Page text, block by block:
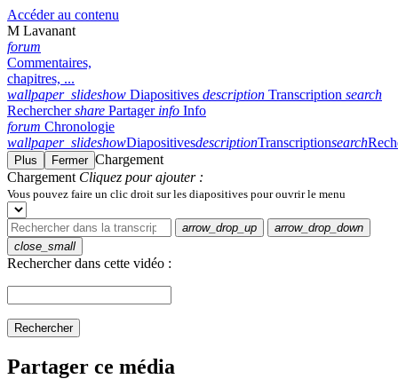
Accéder au contenu
M Lavanant
forum
Commentaires,
chapitres, ...
wallpaper_slideshow Diapositives description Transcription search
Rechercher share Partager info Info
forum Chronologie
wallpaper_slideshowDiapositivesdescriptionTranscriptionsearch
Plus Fermer Chargement
Chargement Cliquez pour ajouter :
Vous pouvez faire un clic droit sur les diapositives pour ouvrir le menu
arrow_drop_up
arrow_drop_down
close_small
Rechercher dans cette vidéo :
Rechercher
Partager ce média